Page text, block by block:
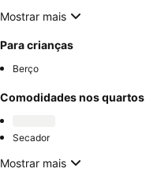
Mostrar mais
Para crianças
Berço
Comodidades nos quartos
Secador
Mostrar mais